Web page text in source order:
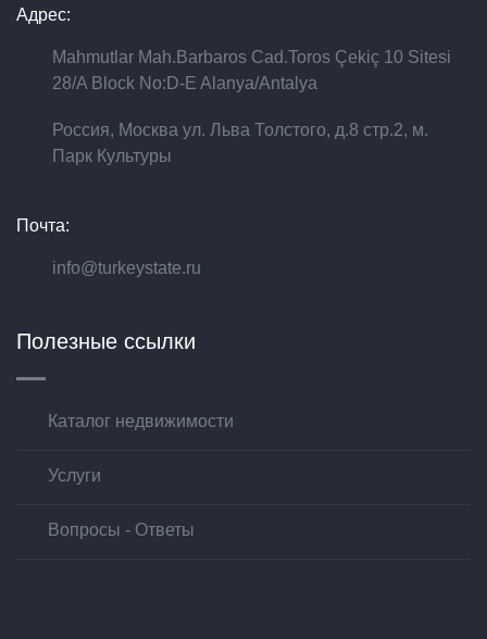
Адрес:
Mahmutlar Mah.Barbaros Cad.Toros Çekiç 10 Sitesi
28/A Block No:D-E Alanya/Antalya
Россия, Москва ул. Льва Толстого, д.8 стр.2, м.
Парк Культуры
Почта:
info@turkeystate.ru
Полезные ссылки
Каталог недвижимости
Услуги
Вопросы - Ответы